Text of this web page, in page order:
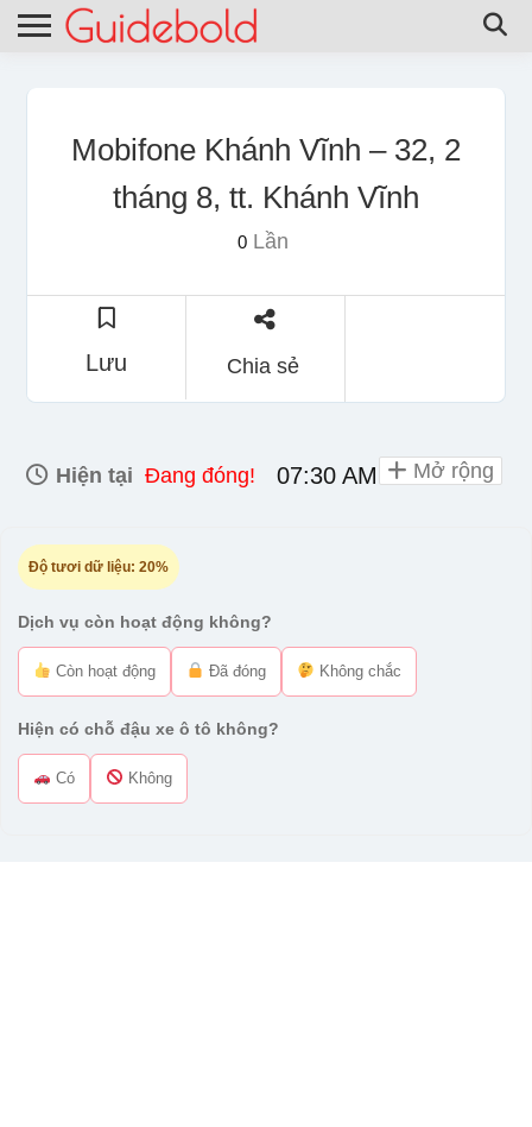
Mobifone Khánh Vĩnh – 32, 2
tháng 8, tt. Khánh Vĩnh
0Lần
Lưu Chia sẻ
Hiện tại Đang đóng! 07:30 AM - 08:00 PM
Độ tươi dữ liệu: 20%
Dịch vụ còn hoạt động không?
Còn hoạt động Đã đóng Không chắc
Hiện có chỗ đậu xe ô tô không?
Có Không
Mở rộng